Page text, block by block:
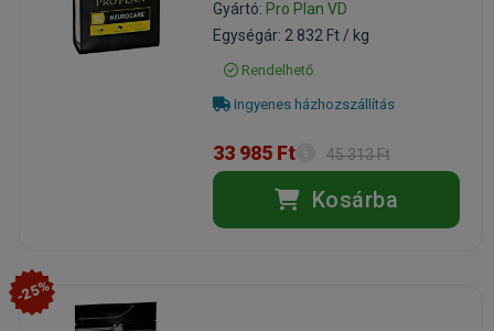
Gyártó: Pro Plan VD
Egységár: 2 832 Ft / kg
Rendelhető
Ingyenes házhozszállítás
33 985 Ft 45 313 Ft
Kosárba
-25%